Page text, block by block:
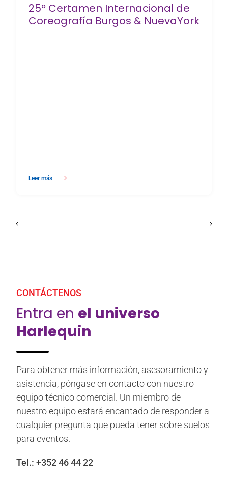
25º Certamen Internacional de
Coreografía Burgos & NuevaYork
Leer más
about 25º Certamen Internacional de Coreografía Burgos & NuevaYork
CONTÁCTENOS
Entra en el universo
Harlequin
Para obtener más información, asesoramiento y
asistencia, póngase en contacto con nuestro
equipo técnico comercial. Un miembro de
nuestro equipo estará encantado de responder a
cualquier pregunta que pueda tener sobre suelos
para eventos.
Tel.: +352 46 44 22